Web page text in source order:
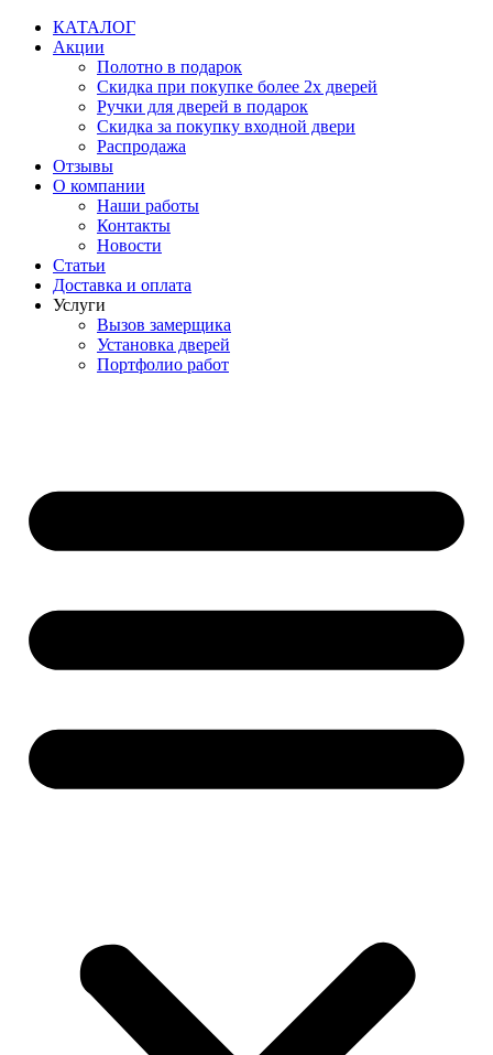
Перейти
содержимому
КАТАЛОГ
Акции
Полотно в подарок
Скидка при покупке более 2х дверей
Ручки для дверей в подарок
Скидка за покупку входной двери
Распродажа
Отзывы
О компании
Наши работы
Контакты
Новости
Статьи
Доставка и оплата
Услуги
Вызов замерщика
Установка дверей
Портфолио работ